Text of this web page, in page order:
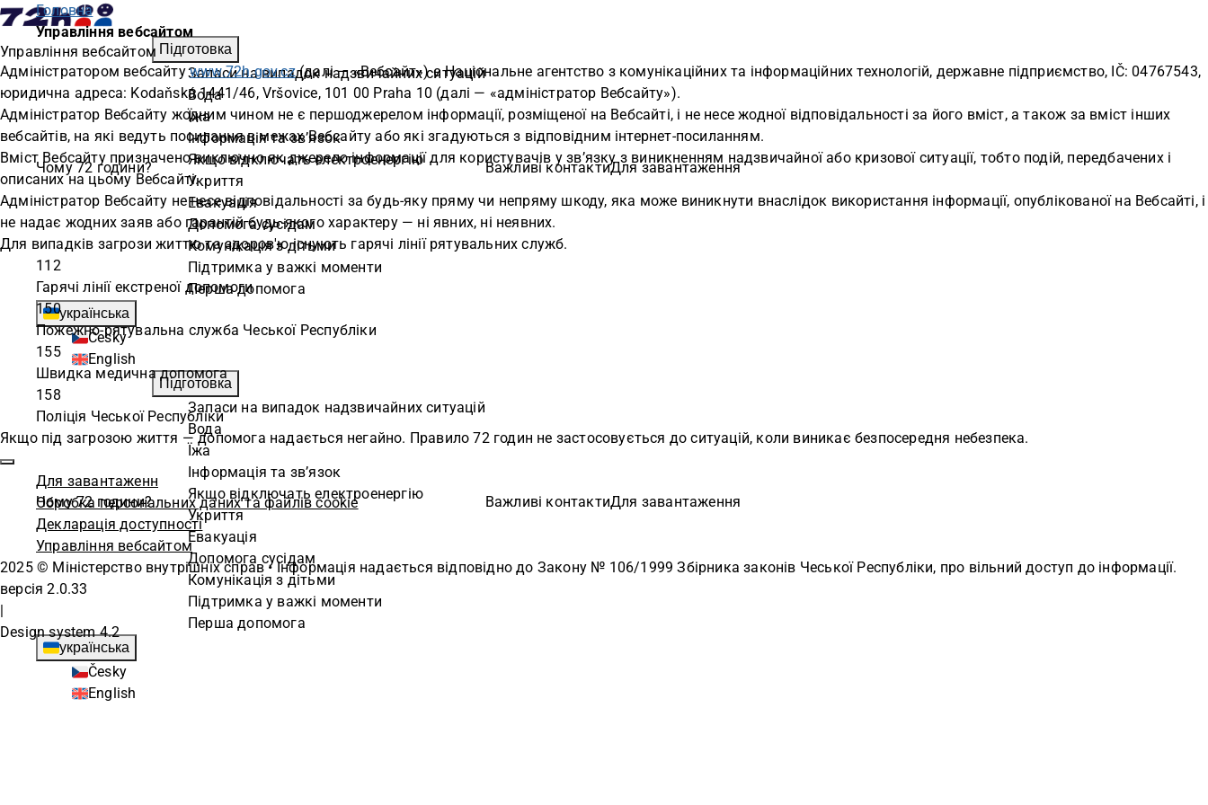
Чому 72 години?
Підготовка
Запаси на випадок надзвичайних ситуацій
Вода
Їжа
Інформація та зв’язок
Якщо відключать електроенергію
Укриття
Евакуація
Допомога сусідам
Комунікація з дітьми
Підтримка у важкі моменти
Перша допомога
Важливі контактиДля завантаження
українська
Česky
English
Чому 72 години?
Підготовка
Запаси на випадок надзвичайних ситуацій
Вода
Їжа
Інформація та зв’язок
Якщо відключать електроенергію
Укриття
Евакуація
Допомога сусідам
Комунікація з дітьми
Підтримка у важкі моменти
Перша допомога
Важливі контактиДля завантаження
українська
Česky
English
Головна
Управління вебсайтом
Управління вебсайтом
Адміністратором вебсайтуwww.72h.gov.cz(далі — «Вебсайт») є Національне агентство з комунікаційних та інформаційних технологій, державне підприємство, ІČ: 04767543,
юридична адреса: Kodaňská 1441/46, Vršovice, 101 00 Praha 10 (далі — «адміністратор Вебсайту»).
Адміністратор Вебсайту жодним чином не є першоджерелом інформації, розміщеної на Вебсайті, і не несе жодної відповідальності за його вміст, а також за вміст інших
вебсайтів, на які ведуть посилання в межах Вебсайту або які згадуються з відповідним інтернет-посиланням.
Вміст Вебсайту призначено виключно як джерело інформації для користувачів у зв’язку з виникненням надзвичайної або кризової ситуації, тобто подій, передбачених і
описаних на цьому Вебсайті.
Адміністратор Вебсайту не несе відповідальності за будь-яку пряму чи непряму шкоду, яка може виникнути внаслідок використання інформації, опублікованої на Вебсайті, і
не надає жодних заяв або гарантій будь-якого характеру — ні явних, ні неявних.
Для випадків загрози життю та здоров'ю існують гарячі лінії рятувальних служб.
112
Гарячі лінії екстреної допомоги
150
Пожежно-рятувальна служба Чеської Республіки
155
Швидка медична допомога
158
Поліція Чеської Республіки
Якщо під загрозою життя — допомога надається негайно. Правило 72 годин не застосовується до ситуацій, коли виникає безпосередня небезпека.
Для завантаженн
Обробка персональних даних та файлів cookie
Декларація доступності
Управління вебсайтом
2025 © Міністерство внутрішніх справ • Інформація надається відповідно до Закону № 106/1999 Збірника законів Чеської Республіки, про вільний доступ до інформації.
версія 2.0.33
|
Design system4.2